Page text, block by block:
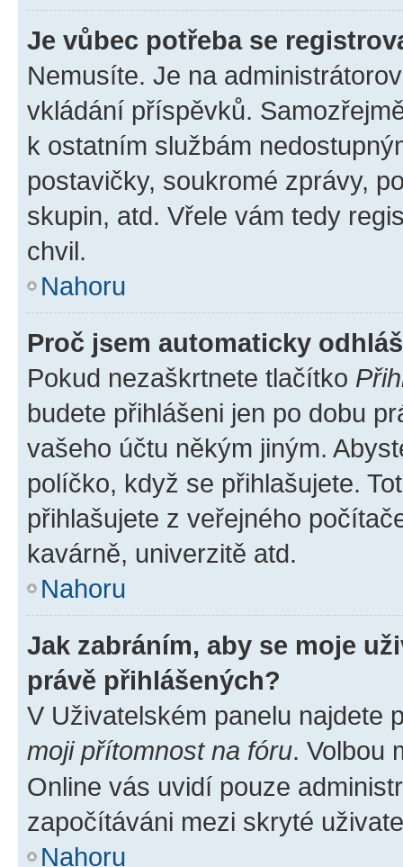
Je vůbec potřeba se
Nemusíte. Je na
vkládání příspěvků.
k ostatním službám
postavičky, soukromé zprávy,
skupin, atd. Vřele vám tedy
chvil.
Nahoru
Proč jsem automaticky
Pokud nezaškrtnete tlačítko
budete přihlášeni jen po dobu
vašeho účtu někým jiným.
políčko, když se přihlašujete.
přihlašujete z veřejného
kavárně, univerzitě atd.
Nahoru
Jak zabráním, aby se moje
právě přihlášených?
V Uživatelském panelu najdete
moji přítomnost na fóru. Volbou
Online vás uvidí pouze
započítáváni mezi skryté
Nahoru